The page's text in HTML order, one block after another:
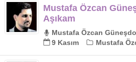
Mustafa Özcan
Aşıkam
Mustafa Özcan
9 Kasım
Mustafa